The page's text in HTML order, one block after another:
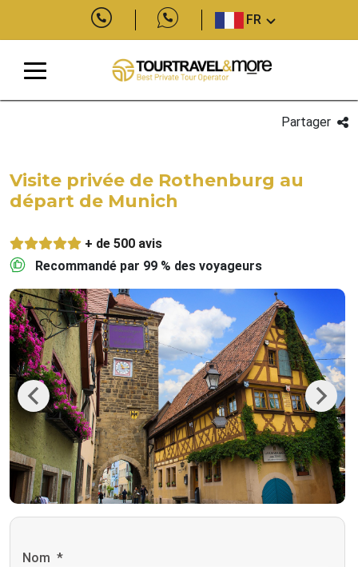
FR
Partager
Visite privée de Rothenburg au
départ de Munich
+ de 500 avis
Recommandé par 99 % des voyageurs
Previous Next
Nom *